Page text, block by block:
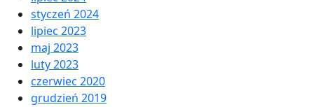
styczeń 2024
lipiec 2023
maj 2023
luty 2023
czerwiec 2020
grudzień 2019